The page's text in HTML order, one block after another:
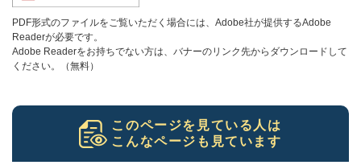
PDF形式のファイルをご覧いただく場合には、Adobe社が提供するAdobe
Readerが必要です。
Adobe Readerをお持ちでない方は、バナーのリンク先からダウンロードして
ください。（無料）
このページを見ている人は
こんなページも見ています